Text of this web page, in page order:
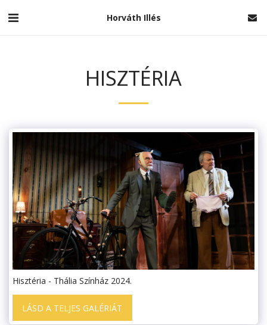
Horváth Illés
HISZTÉRIA
Hisztéria - Thália Színház 2024.
LÁSD A TELJES GALÉRIÁT